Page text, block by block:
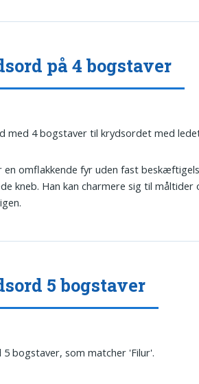
på 4 bogstaver
med 4 bogstaver til krydsordet med
en omflakkende fyr uden fast
kneb. Han kan charmere sig til
5 bogstaver
bogstaver, som matcher 'Filur'.